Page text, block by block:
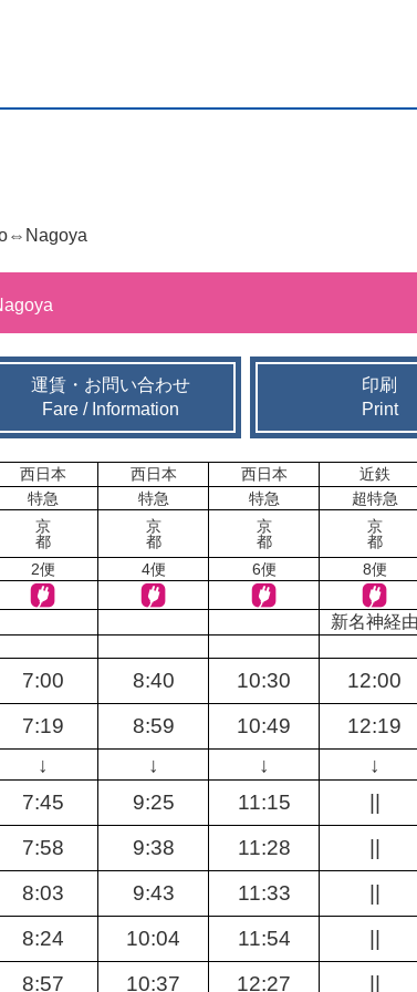
運賃・お問い合わせ
Fare / Information
印刷
Print
西日本 西日本 西日本 近鉄
特急 特急 特急 超特急
京
都
京
都
京
都
京
都
2便 4便 6便 8便
新名神経由
7:00 8:40 10:30 12:00
7:19 8:59 10:49 12:19
↓ ↓ ↓ ↓
7:45 9:25 11:15
7:58 9:38 11:28
8:03 9:43 11:33
8:24 10:04 11:54
8:57 10:37 12:27